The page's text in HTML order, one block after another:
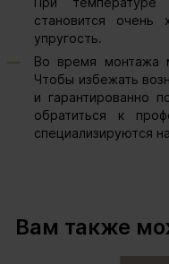
становится
упругость.
Во время монтажа
Чтобы избежать
и гарантированно
обратиться к
специализируются
Вам также